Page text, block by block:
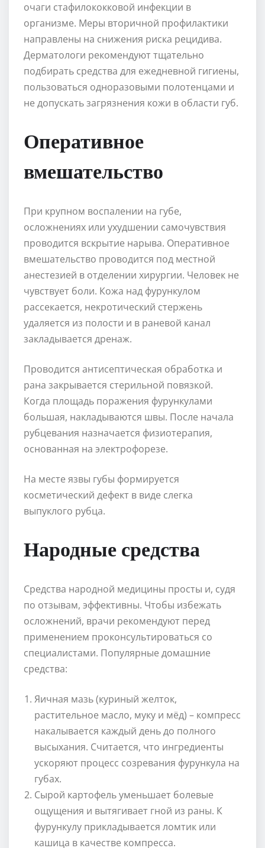
очаги стафилококковой инфекции в
организме. Меры вторичной профилактики
направлены на снижения риска рецидива.
Дерматологи рекомендуют тщательно
подбирать средства для ежедневной гигиены,
пользоваться одноразовыми полотенцами и
не допускать загрязнения кожи в области губ.
Оперативное
вмешательство
При крупном воспалении на губе,
осложнениях или ухудшении самочувствия
проводится вскрытие нарыва. Оперативное
вмешательство проводится под местной
анестезией в отделении хирургии. Человек не
чувствует боли. Кожа над фурункулом
рассекается, некротический стержень
удаляется из полости и в раневой канал
закладывается дренаж.
Проводится антисептическая обработка и
рана закрывается стерильной повязкой.
Когда площадь поражения фурункулами
большая, накладываются швы. После начала
рубцевания назначается физиотерапия,
основанная на электрофорезе.
На месте язвы губы формируется
косметический дефект в виде слегка
выпуклого рубца.
Народные средства
Средства народной медицины просты и, судя
по отзывам, эффективны. Чтобы избежать
осложнений, врачи рекомендуют перед
применением проконсультироваться со
специалистами. Популярные домашние
средства:
Яичная мазь (куриный желток,
растительное масло, муку и мёд) – компресс
накалывается каждый день до полного
высыхания. Считается, что ингредиенты
ускоряют процесс созревания фурункула на
губах.
Сырой картофель уменьшает болевые
ощущения и вытягивает гной из раны. К
фурункулу прикладывается ломтик или
кашица в качестве компресса.